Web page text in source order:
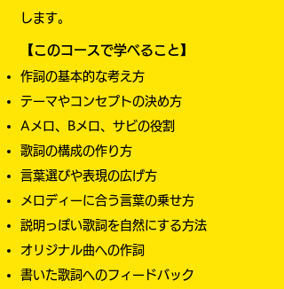
します。
【このコースで学べること】​
作詞の基本的な考え方
テーマやコンセプトの決め方
Aメロ、Bメロ、サビの役割
歌詞の構成の作り方
言葉選びや表現の広げ方
メロディーに合う言葉の乗せ方
説明っぽい歌詞を自然にする方法
オリジナル曲への作詞
書いた歌詞へのフィードバック